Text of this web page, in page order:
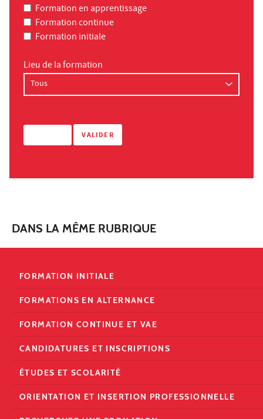
Formation en apprentissage
Formation continue
Formation initiale
Lieu de la formation
DANS LA MÊME RUBRIQUE
FORMATION INITIALE
FORMATIONS EN ALTERNANCE
FORMATION CONTINUE ET VAE
CANDIDATURES ET INSCRIPTIONS
ÉTUDES ET SCOLARITÉ
ORIENTATION ET INSERTION PROFESSIONNELLE